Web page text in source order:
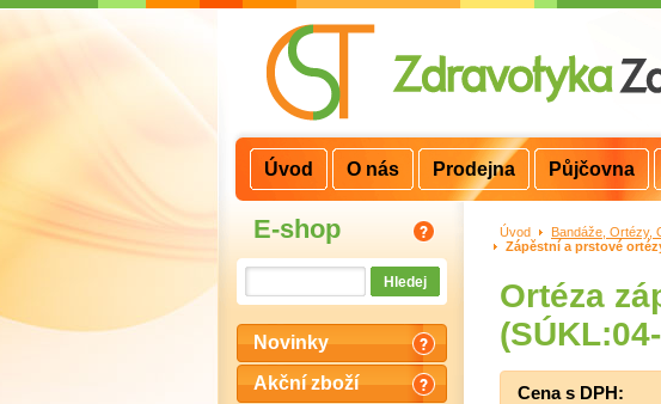
E-shop
Novinky
Akční zboží
Úvod > Bandáže, Ortézy,
Zápěstní a prstové
Ortéza
Cena s DPH:
Úvod O nás Prodejna Půjčovna